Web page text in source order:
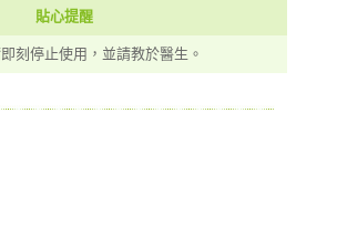
貼心提醒
刻停止使用，並請教於醫生。